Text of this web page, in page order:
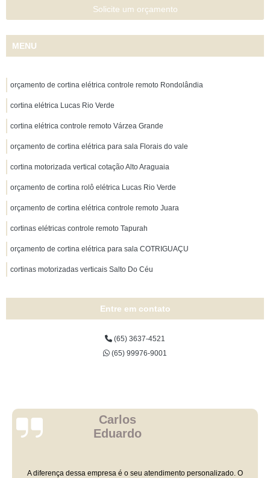
Solicite um orçamento
MENU
orçamento de cortina elétrica controle remoto Rondolândia
cortina elétrica Lucas Rio Verde
cortina elétrica controle remoto Várzea Grande
orçamento de cortina elétrica para sala Florais do vale
cortina motorizada vertical cotação Alto Araguaia
orçamento de cortina rolô elétrica Lucas Rio Verde
orçamento de cortina elétrica controle remoto Juara
cortinas elétricas controle remoto Tapurah
orçamento de cortina elétrica para sala COTRIGUAÇU
cortinas motorizadas verticais Salto Do Céu
Entre em contato
(65) 3637-4521
(65) 99976-9001
Carlos
Eduardo
A diferença dessa empresa é o seu atendimento personalizado. O